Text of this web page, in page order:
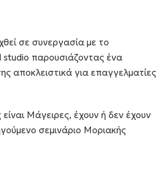
σε συνεργασία με το
studio παρουσιάζοντας ένα
αποκλειστικά για επαγγελματίες
Μάγειρες, έχουν ή δεν έχουν
σεμινάριο Μοριακής